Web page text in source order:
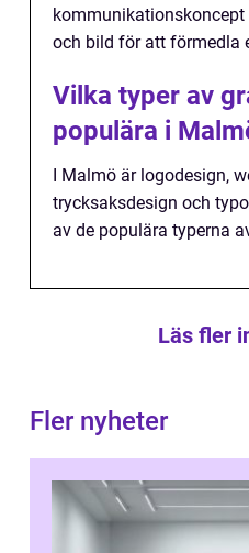
och bild för att förmedla
Vilka typer av
populära i
I Malmö är logodesign,
trycksaksdesign och
av de populära typerna
Läs fler
Fler nyheter